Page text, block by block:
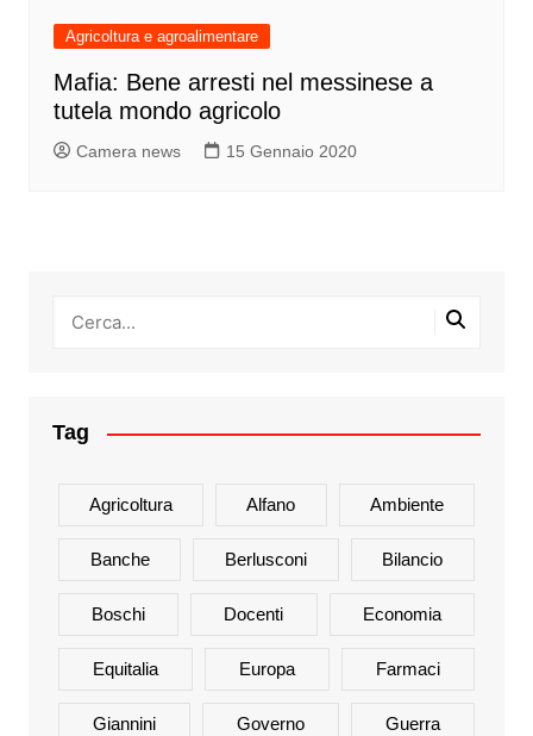
Agricoltura e agroalimentare
Mafia: Bene arresti nel messinese a
tutela mondo agricolo
Camera news 15 Gennaio 2020
Tag
Agricoltura Alfano Ambiente
Banche Berlusconi Bilancio
Boschi Docenti Economia
Equitalia Europa Farmaci
Giannini Governo Guerra